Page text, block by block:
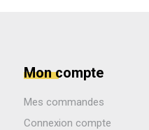
Mon compte
Mes commandes
Connexion compte